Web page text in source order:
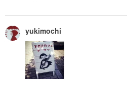
yukimochi